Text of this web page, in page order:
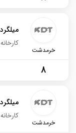
خرمدشت
میلگرد 8 آجدار
8
خرمدشت
میلگرد 8 آجدار